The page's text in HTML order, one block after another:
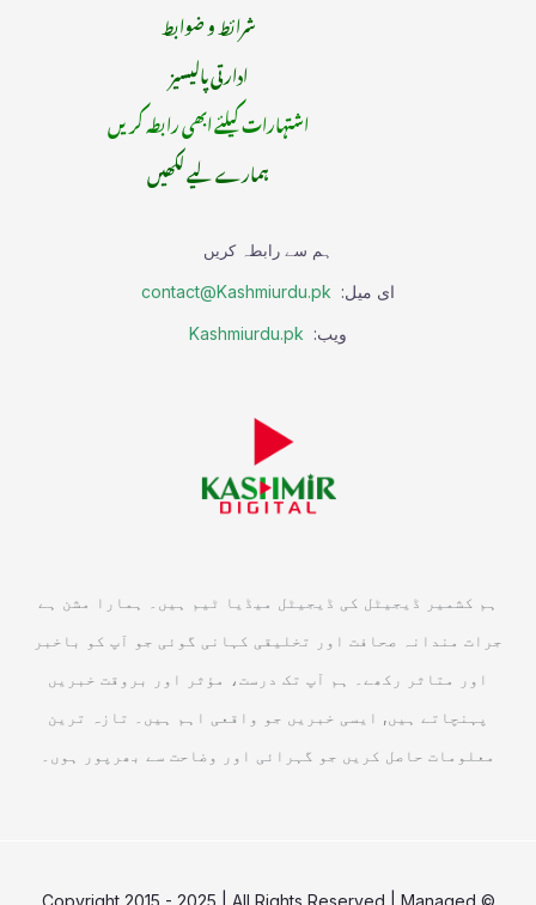
شرائط و ضوابط
ادارتی پالیسیز
اشتہارات کیلئے ابھی رابطہ کریں
ہمارے لیے لکھیں
ہم سے رابطہ کریں
ای میل: contact@Kashmiurdu.pk
ویب: Kashmiurdu.pk
ہم کشمیر ڈیجیٹل کی ڈیجیٹل میڈیا ٹیم ہیں۔ ہمارا مشن ہے
جرات مندانہ صحافت اور تخلیقی کہانی گوئی جو آپ کو باخبر
اور متاثر رکھے۔ ہم آپ تک درست، مؤثر اور بروقت خبریں
پہنچاتے ہیں, ایسی خبریں جو واقعی اہم ہیں۔ تازہ ترین
معلومات حاصل کریں جو گہرائی اور وضاحت سے بھرپور ہوں۔
© Copyright 2015 - 2025 | All Rights Reserved | Managed